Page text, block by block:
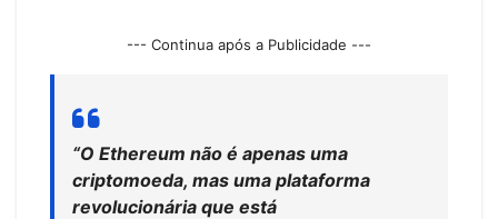
--- Continua após a Publicidade ---
“O Ethereum não é apenas uma
criptomoeda, mas uma plataforma
revolucionária que está